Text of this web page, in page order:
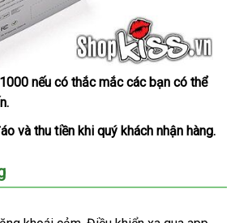
sản
nếu có thắc mắctiki
các bạn tận
có thể
voucher
và thu tiền khi quý khách nhận hàng.